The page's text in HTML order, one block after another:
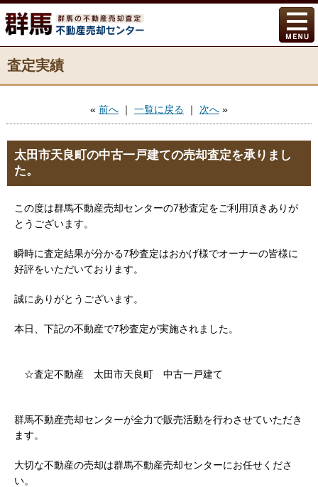
査定実績
« 前へ ｜ 一覧に戻る ｜ 次へ »
太田市天良町の中古一戸建ての売却査定を承りまし
た。
この度は群馬不動産売却センターの7秒査定をご利用頂きありが
とうございます。
瞬時に査定結果が分かる7秒査定はおかげ様でオーナーの皆様に
好評をいただいております。
誠にありがとうございます。
本日、下記の不動産で7秒査定が実施されました。
☆査定不動産 太田市天良町 中古一戸建て
群馬不動産売却センターが全力で販売活動を行わさせていただき
ます。
大切な不動産の売却は群馬不動産売却センターにお任せくださ
い。